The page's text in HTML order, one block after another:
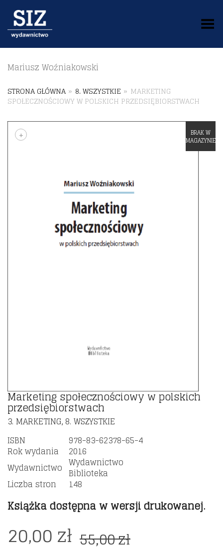
Toggle Menu
Mariusz Woźniakowski
STRONA GŁÓWNA » 8. WSZYSTKIE » MARKETING
SPOŁECZNOŚCIOWY W POLSKICH PRZEDSIĘBIORSTWACH
BRAK W
MAGAZYNIE
+
Marketing społecznościowy w polskich
przedsiębiorstwach
3. MARKETING, 8. WSZYSTKIE
ISBN
978-83-62378-65-4
Rok wydania
2016
Wydawnictwo Wydawnictwo
Biblioteka
Liczba stron 148
Książka dostępna w wersji drukowanej.
55,00złOriginal
20,00zł Current